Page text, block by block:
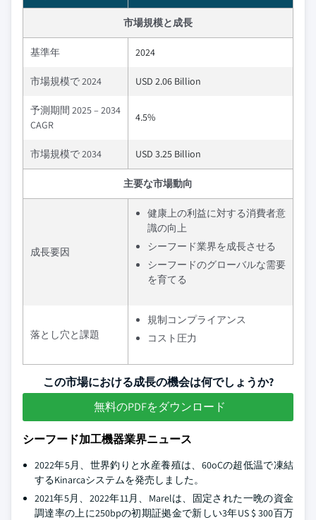
市場規模と成長
基準年 2024
市場規模で 2024 USD 2.06 Billion
予測期間 2025 – 2034
CAGR
4.5%
市場規模で 2034 USD 3.25 Billion
主要な市場動向
成長要因
健康上の利益に対する消費者意
識の向上
シーフード業界を成長させる
シーフードのグローバルな需要
を育てる
落とし穴と課題
規制コンプライアンス
コスト圧力
この市場における成長の機会は何でしょうか?
無料のPDFをダウンロード
シーフード加工機器業界ニュース
2022年5月、世界釣りと水産養殖は、60oCの超低温で凍結
するKinarcaシステムを発売しました。
2021年5月、2022年11月、Marelは、固定された一晩の資金
調達率の上に250bpの初期証拠金で新しい3年US $ 300百万